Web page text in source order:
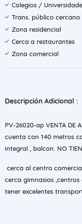
Colegios /
Trans. público cercano
Zona residencial
Cerca a restaurantes
Zona comercial
Descripción Adicional :
PV-26020-ap VENTA DE
cuenta con 140 metros
integral , balcon. NO
cerca al centro
cerca gimnasios
tener excelentes